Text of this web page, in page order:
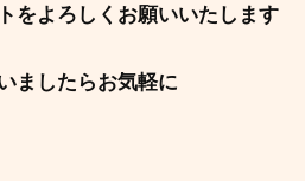
をよろしくお願いいたします
ましたらお気軽に